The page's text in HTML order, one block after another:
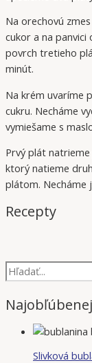
Na orechovú
cukor a na panvici
povrch tretieho
minút.
Na krém uvaríme
cukru. Necháme
vymiešame s
Prvý plát
ktorý natieme
plátom. Necháme
Recepty
Slivková